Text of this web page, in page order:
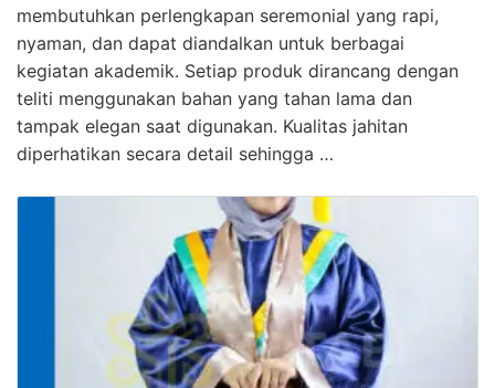
membutuhkan perlengkapan seremonial yang rapi,
nyaman, dan dapat diandalkan untuk berbagai
kegiatan akademik. Setiap produk dirancang dengan
teliti menggunakan bahan yang tahan lama dan
tampak elegan saat digunakan. Kualitas jahitan
diperhatikan secara detail sehingga …